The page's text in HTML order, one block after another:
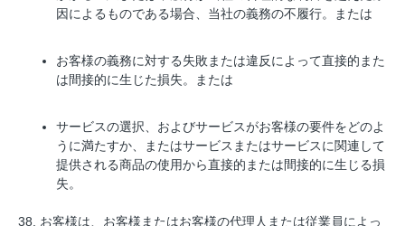
因によるものである場合、当社の義務の不履行。または
お客様の義務に対する失敗または違反によって直接的また
は間接的に生じた損失。または
サービスの選択、およびサービスがお客様の要件をどのよ
うに満たすか、またはサービスまたはサービスに関連して
提供される商品の使用から直接的または間接的に生じる損
失。
38. お客様は、お客様またはお客様の代理人または従業員によっ